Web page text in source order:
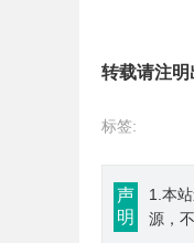
转载请注明
标签:
声
明
1.本
源，